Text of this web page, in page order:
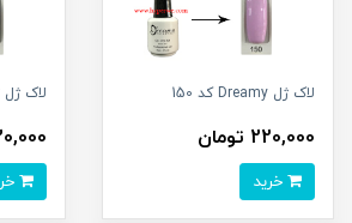
لاک ژل Dreamy کد 150
220,000 تومان
لاک ژل Dreamy کد 149
220,000